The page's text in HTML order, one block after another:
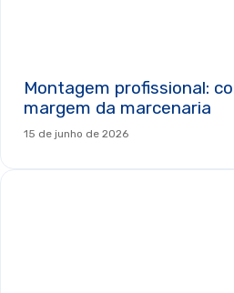
Montagem profissional:
margem da marcenaria
15 de junho de 2026